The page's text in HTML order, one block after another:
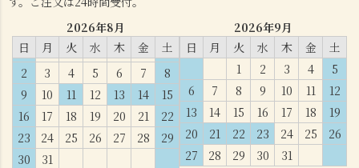
2026年8月
日
月 火 水 木 金
土
2
3 4 5 6 7
8
9
10 11 12 13 14
15
16
17 18 19 20 21
22
23
24 25 26 27 28
29
30
31
2026年9月
日
月 火 水 木 金
土
1
2 3 4
5
6
7 8 9 10 11
12
13
14 15 16 17 18
19
20
21 22 23 24 25
26
27
28 29 30 31